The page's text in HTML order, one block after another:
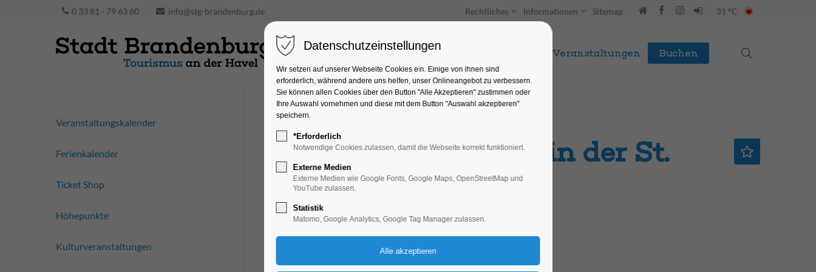
0 33 81 - 79 63 60 info@stg-brandenburg.de Rechtliches Informationen Sitemap 31 °C
Unterkünfte Entdecken & Erleben Veranstaltungen Buchen
Krippenausstellung in der St.
Katharinenkirche
Ausstellung, Winterzauber
14.12.2024, 12:00–18:00
Veranstaltungskalender
Ferienkalender
Ticket Shop
Höhepunkte
Kulturveranstaltungen
Datenschutzeinstellungen
Wir setzen auf unserer Webseite Cookies ein. Einige von ihnen sind
erforderlich, während andere uns helfen, unser Onlineangebot zu verbessern.
Sie können allen Cookies über den Button "Alle Akzeptieren" zustimmen oder
Ihre Auswahl vornehmen und diese mit dem Button "Auswahl akzeptieren"
speichern.
*Erforderlich
Notwendige Cookies zulassen, damit die Webseite korrekt funktioniert.
Externe Medien
Externe Medien wie Google Fonts, Google Maps, OpenStreetMap und
YouTube zulassen.
Statistik
Matomo, Google Analytics, Google Tag Manager zulassen.